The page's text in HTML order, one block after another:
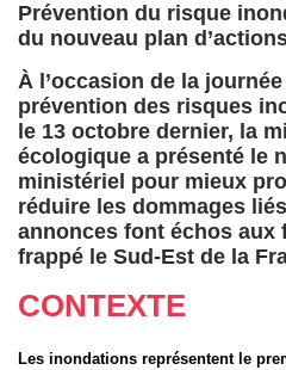
Prévention du risque
du nouveau plan
À l’occasion de la
prévention des risques
le 13 octobre dernier, la
écologique a présenté le
ministériel pour mieux
réduire les dommages
annonces font échos aux
frappé le Sud-Est de la
CONTEXTE
Les inondations représentent le